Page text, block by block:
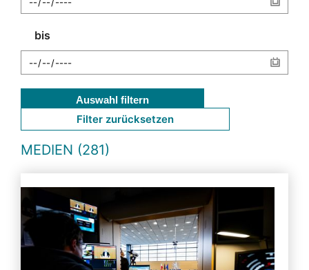
bis
Auswahl filtern
Filter zurücksetzen
MEDIEN (281)